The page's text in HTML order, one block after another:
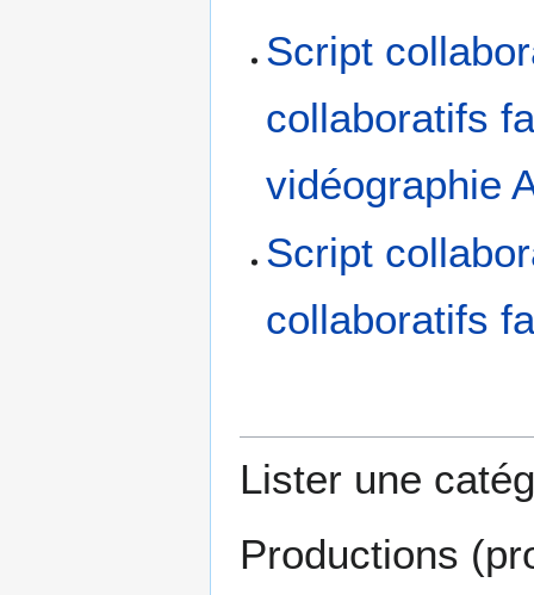
Script
collaboratifs
vidéographie
Script
collaboratifs
Lister une
Productions